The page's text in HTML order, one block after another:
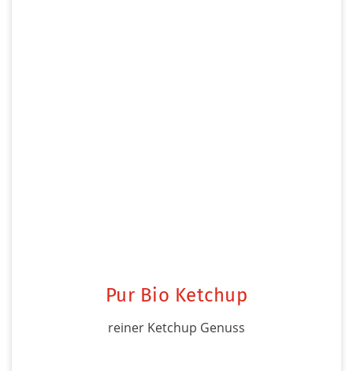
Pur Bio Ketchup
reiner Ketchup Genuss